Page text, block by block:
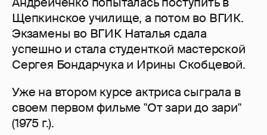
Щепкинское училище, а потом во ВГИК.
Экзамены во ВГИК Наталья сдала
успешно и стала студенткой мастерской
Сергея Бондарчука и Ирины Скобцевой.
Уже на втором курсе актриса сыграла в
своем первом фильме "От зари до зари"
(1975 г.).